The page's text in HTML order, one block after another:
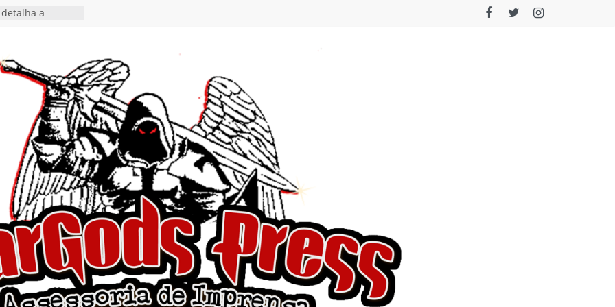
a
em formato
nas plataformas
show em
Autoral” e
do novo single
de uma
do EP
I Begin”
o single “Keep
e detalha
álbum